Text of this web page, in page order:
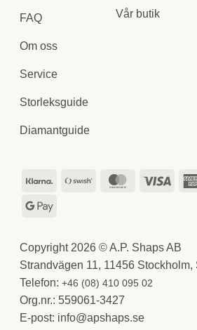
FAQ
Om oss
Service
Storleksguide
Diamantguide
Vår butik
Klarna Swish
MasterCard
Visa
Google
Copyright 2026 © A.P. Shaps AB
Strandvägen 11, 11456 Stockholm,
Telefon:+46 (08) 410 095 02
Org.nr.: 559061-3427
E-post:
es.spahspa
@ofni